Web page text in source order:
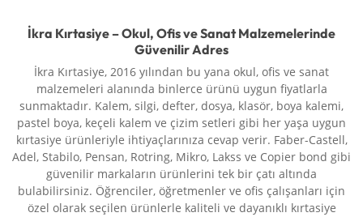
İkra Kırtasiye – Okul, Ofis ve Sanat Malzemelerinde
Güvenilir Adres
İkra Kırtasiye, 2016 yılından bu yana okul, ofis ve sanat
malzemeleri alanında binlerce ürünü uygun fiyatlarla
sunmaktadır. Kalem, silgi, defter, dosya, klasör, boya kalemi,
pastel boya, keçeli kalem ve çizim setleri gibi her yaşa uygun
kırtasiye ürünleriyle ihtiyaçlarınıza cevap verir. Faber-Castell,
Adel, Stabilo, Pensan, Rotring, Mikro, Lakss ve Copier bond gibi
güvenilir markaların ürünlerini tek bir çatı altında
bulabilirsiniz. Öğrenciler, öğretmenler ve ofis çalışanları için
özel olarak seçilen ürünlerle kaliteli ve dayanıklı kırtasiye